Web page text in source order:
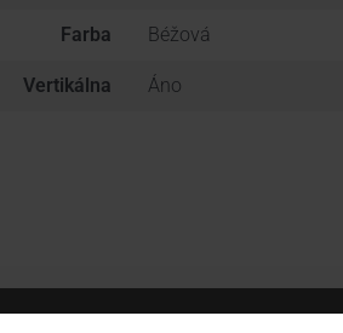
Farba Béžová
Vertikálna Áno